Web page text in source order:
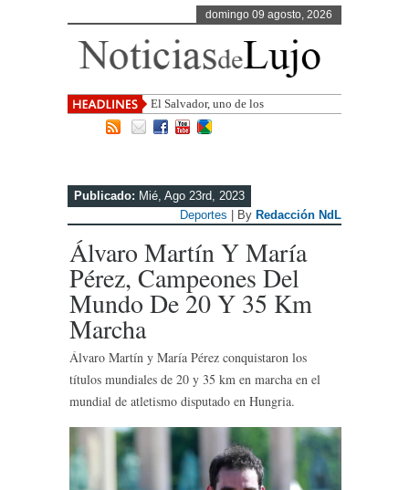
domingo 09 agosto, 2026
El Salvador, uno de los destinos con
mayor proyección de
Publicado: Mié, Ago 23rd, 2023
Deportes | By Redacción NdL
Álvaro Martín Y María
Pérez, Campeones Del
Mundo De 20 Y 35 Km
Marcha
Álvaro Martín y María Pérez conquistaron los
títulos mundiales de 20 y 35 km en marcha en el
mundial de atletismo disputado en Hungria.